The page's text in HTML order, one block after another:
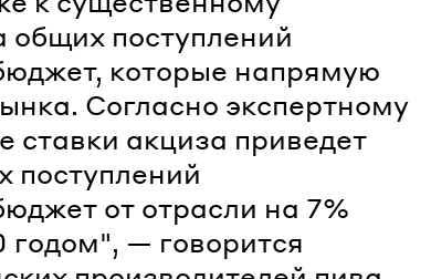
поступлений
которые напрямую
Согласно экспертному
ставки акциза приведет
поступлений
от отрасли на 7%
годом", — говорится